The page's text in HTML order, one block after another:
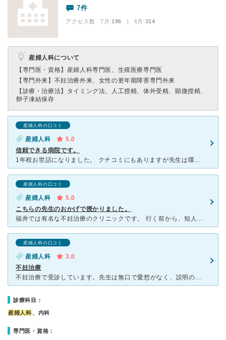
7件
アクセス数 7月:196 | 6月:314
産婦人科について
【専門医・資格】 産婦人科専門医、生殖医療専門医
【専門外来】 不妊治療外来、女性の更年期障害専門外来
【診療・治療法】 タイミング法、人工授精、体外受精、顕微授精、
卵子凍結保存
産婦人科の口コミ
産婦人科
5.0
信頼できる病院です。
1年程お世話になりました。 クチコミにもありますが先生は喋りません。喋っても聞き取れないことが多いです。ですが先生の技術が高く、一人一人に合わせた方法で治療してくれます。 非常に人気の病院なので診
産婦人科の口コミ
産婦人科
5.0
こちらの先生のおかげで授かりました。
福井では有名な不妊治療のクリニックです。 行く前から、知人の噂で 「先生はとてつもなくそっけないけど腕は確か」 との評判を聞いていましたので、 覚悟して伺いました。 おそらくこの前評判を聞か
産婦人科の口コミ
産婦人科
3.0
不妊治療
不妊治療で受診しています。先生は無口で愛想がなく、説明の際も何を言っているのかわからない時があります。負けずに聞きたいことは聞くようにはしていますが、返答も冷たい感じ。後から必ず看護師の説明があるので
診療科目：
産婦人科 、内科
専門医・資格：